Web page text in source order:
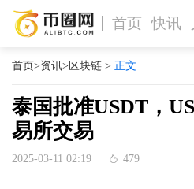
首页 快讯
首页>资讯>区块链> 正文
泰国批准USDT，
易所交易
2025-03-11 02:19 479